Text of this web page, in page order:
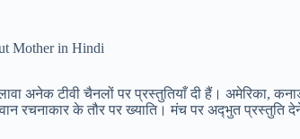
Mother in Hindi
अनेक टीवी चैनलों पर प्रस्तुतियाँ दी हैं। अमेरिका,
रचनाकार के तौर पर ख्याति। मंच पर अद्‍भुत प्रस्तुति